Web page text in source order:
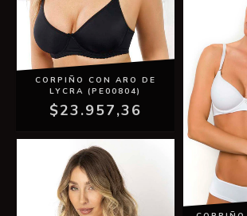
CORPIÑO CON ARO DE
LYCRA (PE00804)
$23.957,36